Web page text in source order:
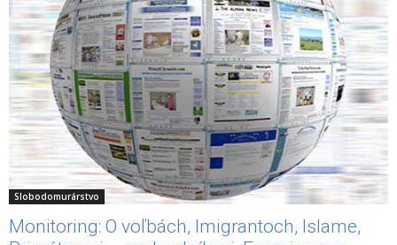
Slobodomurárstvo
Monitoring: O voľbách, Imigrantoch, Islame,